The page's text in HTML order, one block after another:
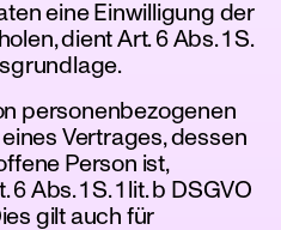
eine Einwilligung der
dient Art. 6 Abs. 1 S.
personenbezogenen
Vertrages, dessen
Person ist,
Abs. 1 S. 1 lit. b DSGVO
gilt auch für